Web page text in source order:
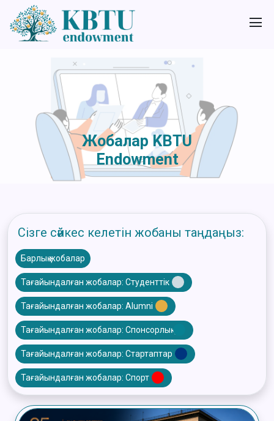
Жобалар KBTU
Endowment
Сізге сәйкес келетін жобаны таңдаңыз:
Барлық жобалар
Тағайындалған жобалар: Студенттік
Тағайындалған жобалар: Alumni
Тағайындалған жобалар: Спонсорлық
Тағайындалған жобалар: Стартаптар
Тағайындалған жобалар: Спорт